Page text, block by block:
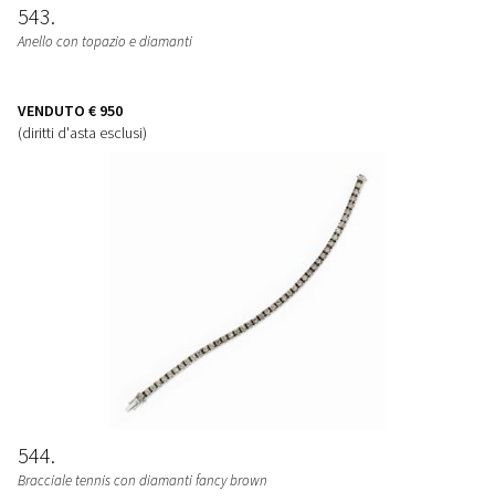
543
Anello con topazio e diamanti
VENDUTO € 950
(diritti d'asta esclusi)
544
Bracciale tennis con diamanti fancy brown